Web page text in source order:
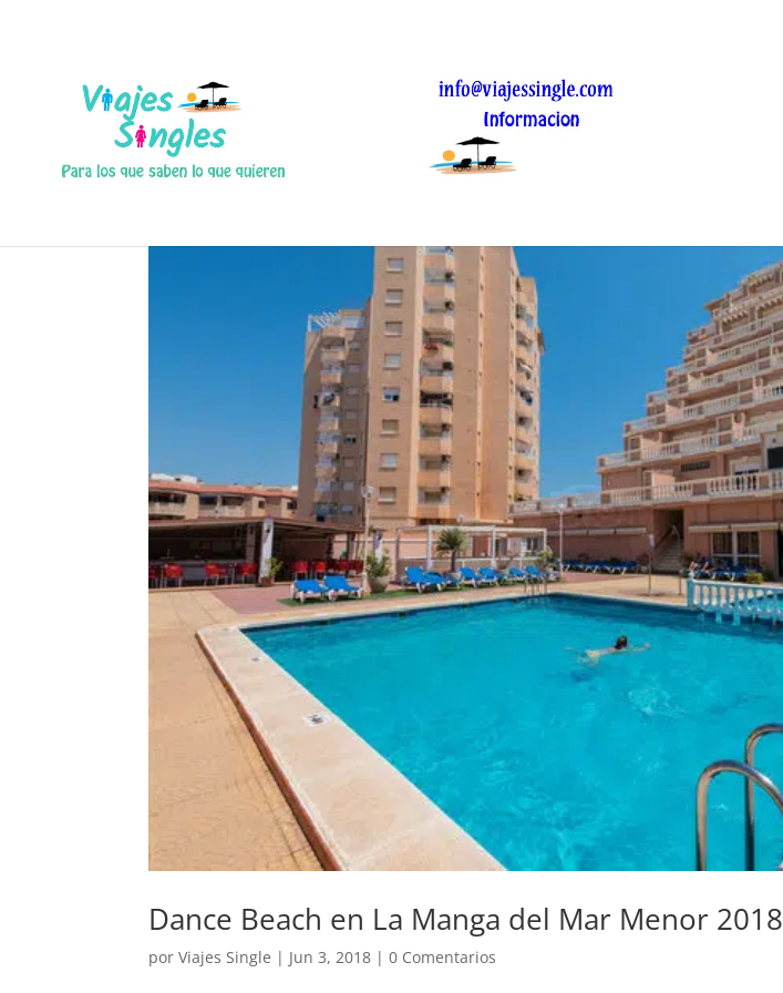
Dance Beach en La Manga del Mar Menor 2018
porViajes Single | Jun 3, 2018 |0 Comentarios